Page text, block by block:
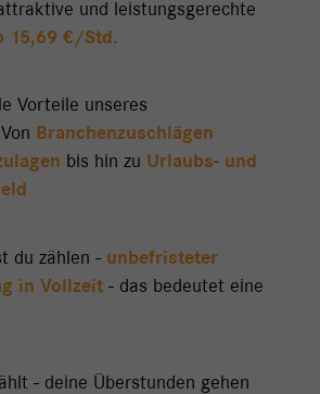
und leistungsgerechte
15,69 €/Std.
Vorteile unseres
Branchenzuschlägen
bis hin zu Urlaubs- und
du zählen - unbefristeter
in Vollzeit - das bedeutet eine
- deine Überstunden gehen